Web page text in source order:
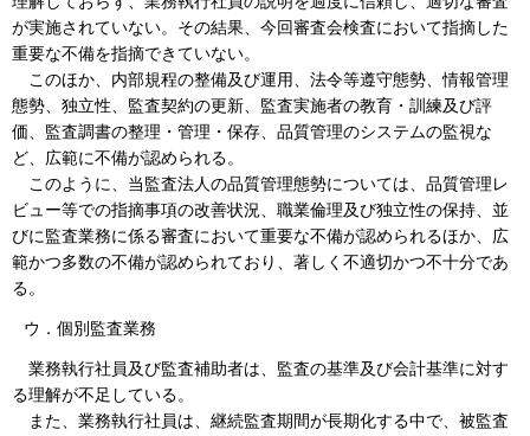
が実施されていない。その結果、今回審査会検査において指摘した
重要な不備を指摘できていない。
このほか、内部規程の整備及び運用、法令等遵守態勢、情報管理
態勢、独立性、監査契約の更新、監査実施者の教育・訓練及び評
価、監査調書の整理・管理・保存、品質管理のシステムの監視な
ど、広範に不備が認められる。
このように、当監査法人の品質管理態勢については、品質管理レ
ビュー等での指摘事項の改善状況、職業倫理及び独立性の保持、並
びに監査業務に係る審査において重要な不備が認められるほか、広
範かつ多数の不備が認められており、著しく不適切かつ不十分であ
る。
ウ．個別監査業務
業務執行社員及び監査補助者は、監査の基準及び会計基準に対す
る理解が不足している。
また、業務執行社員は、継続監査期間が長期化する中で、被監査